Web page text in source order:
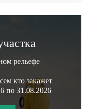
рельефе
кто закажет
по 31.08.2026